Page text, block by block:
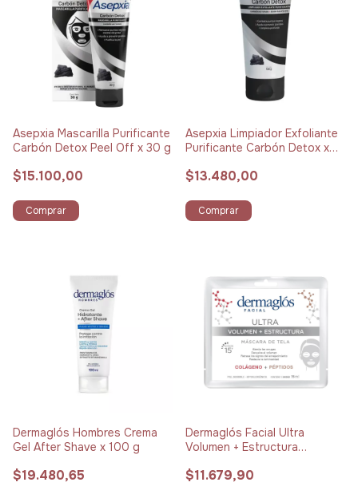
Asepxia Mascarilla Purificante
Carbón Detox Peel Off x 30 g
$15.100,00
Comprar
Asepxia Limpiador Exfoliante
Purificante Carbón Detox x
$13.480,00
Comprar
Dermaglós Hombres Crema
Gel After Shave x 100 g
$19.480,65
Dermaglós Facial Ultra
Volumen + Estructura
Péptidos
$11.679,90